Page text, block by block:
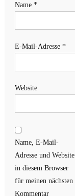
Name *
E-Mail-Adresse *
Website
Name, E-Mail-
Adresse und Website
in diesem Browser
für meinen nächsten
Kommentar